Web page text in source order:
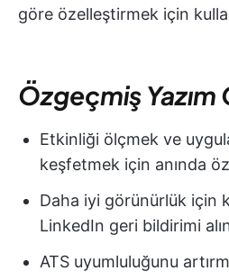
göre özelleştirmek için
Özgeçmiş
Etkinliği ölçmek ve
keşfetmek için anında
Daha iyi görünürlük için
LinkedIn geri bildirimi
ATS uyumluluğunu